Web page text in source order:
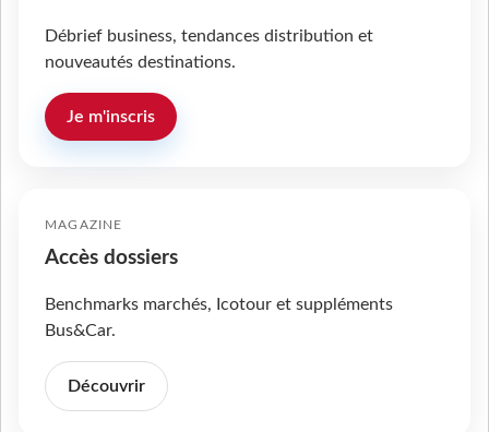
Débrief business, tendances distribution et
nouveautés destinations.
Je m'inscris
MAGAZINE
Accès dossiers
Benchmarks marchés, Icotour et suppléments
Bus&Car.
Découvrir